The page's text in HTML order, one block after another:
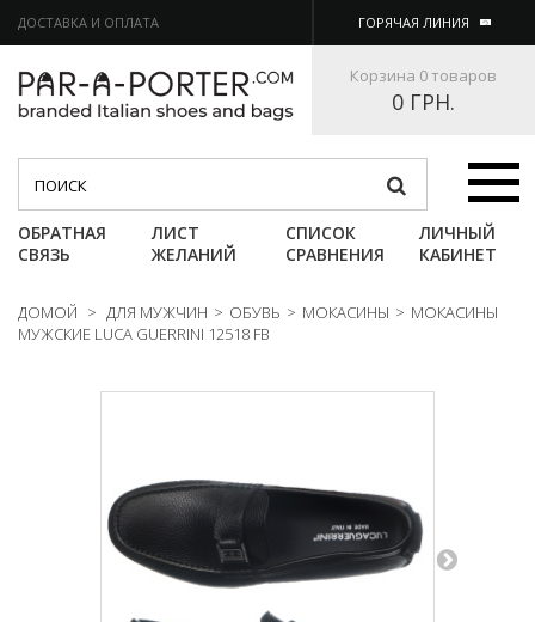
ДОСТАВКА И ОПЛАТА ГОРЯЧАЯ ЛИНИЯ
Корзина 0 товаров
0 ГРН.
Категории
ОБРАТНАЯ
СВЯЗЬ
ЛИСТ
ЖЕЛАНИЙ
СПИСОК
СРАВНЕНИЯ
ЛИЧНЫЙ
КАБИНЕТ
ДОМОЙ > ДЛЯ МУЖЧИН > ОБУВЬ > МОКАСИНЫ > МОКАСИНЫ
МУЖСКИЕ LUCA GUERRINI 12518 FB